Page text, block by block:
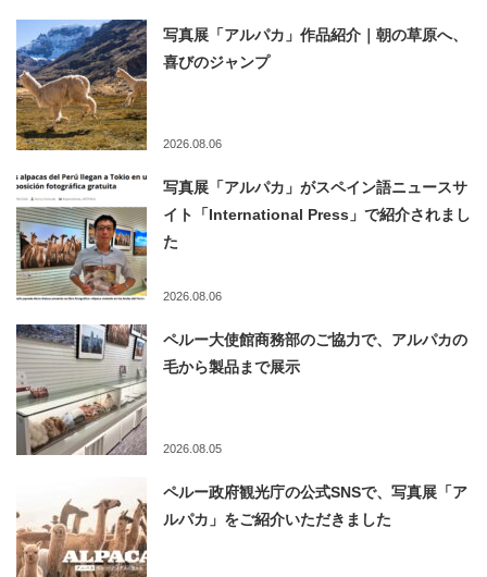
写真展「アルパカ」作品紹介｜朝の草原へ、
喜びのジャンプ
2026.08.06
写真展「アルパカ」がスペイン語ニュースサ
イト「International Press」で紹介されまし
た
2026.08.06
ペルー大使館商務部のご協力で、アルパカの
毛から製品まで展示
2026.08.05
ペルー政府観光庁の公式SNSで、写真展「ア
ルパカ」をご紹介いただきました